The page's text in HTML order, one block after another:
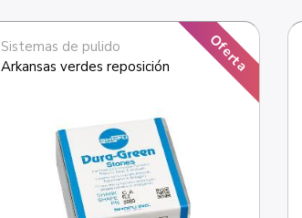
Oferta
Sistemas de pulido
Arkansas verdes reposición